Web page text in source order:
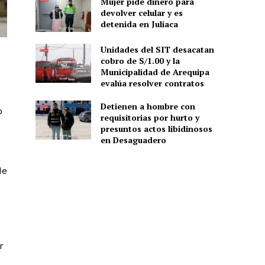
devolver celular y es
detenida en Juliaca
Unidades del SIT desacatan
cobro de S/1.00 y la
Municipalidad de Arequipa
evalúa resolver contratos
Detienen a hombre con
requisitorias por hurto y
presuntos actos libidinosos
en Desaguadero